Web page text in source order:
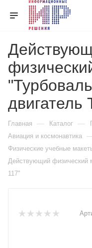
двигатель
Главная — Каталог —
Авиация и космонавтика
Физические учебные
Действующий физический
117"